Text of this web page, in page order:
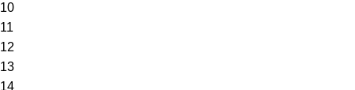
10
11
12
13
14